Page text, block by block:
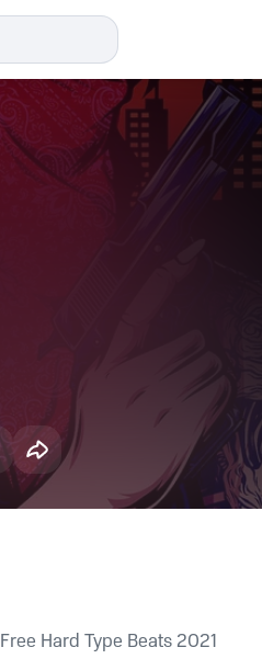
Free Hard Type Beats 2021